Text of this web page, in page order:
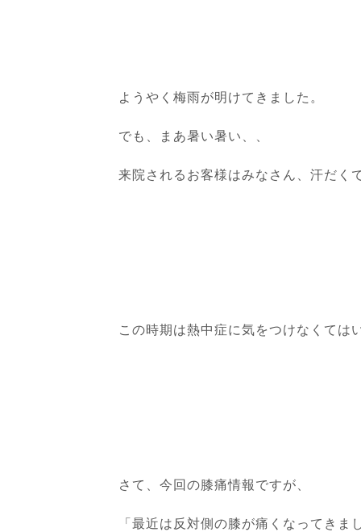
ようやく梅雨が明けてきました。
でも、まあ暑い暑い、、
来院されるお客様はみなさん、汗だく
この時期は熱中症に気をつけなくては
さて、今回の膝痛情報ですが、
「最近は反対側の膝が痛くなってきま